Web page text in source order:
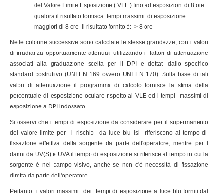
del Valore Limite Esposizione ( VLE ) fino ad esposizioni di 8 ore:
qualora il risultato fornisca tempi massimi di esposizione
maggiori di 8 ore il risultato fornito è: > 8 ore
Nelle colonne successive sono calcolate le stesse grandezze, con i valori
di irradianza opportuamente attenuati utilizzando i fattori di attenuazione
associati alla graduazione scelta per il DPI e dettati dallo specifico
standard costruttivo (UNI EN 169 ovvero UNI EN 170). Sulla base di tali
valori di attenuazione il programma di calcolo fornisce la stima della
percentuale di esposizione oculare rispetto ai VLE ed i tempi massimi di
esposizione a DPI indossato.
Si osservi che i tempi di esposizione da considerare per il supermanento
del valore limite per il rischio da luce blu lsi riferiscono al tempo di
fissazione effettiva della sorgente da parte dell'operatore, mentre per i
danni da UV(S) e UVA il tempo di esposizione si riferisce al tempo in cui la
sorgente è nel campo visivo, anche se non c'è necessità di fissazione
diretta da parte dell'operatore.
Pertanto i valori massimi dei tempi di esposizione a luce blu forniti dal